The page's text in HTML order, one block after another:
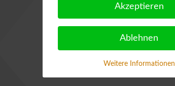
Akzeptieren
Ablehnen
Weitere Informationen